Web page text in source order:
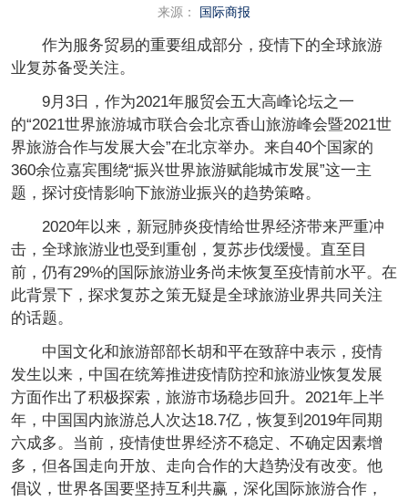
来源：
国际商报
作为服务贸易的重要组成部分，疫情下的全球旅游
业复苏备受关注。
9月3日，作为2021年服贸会五大高峰论坛之一
的“2021世界旅游城市联合会北京香山旅游峰会暨2021世
界旅游合作与发展大会”在北京举办。来自40个国家的
360余位嘉宾围绕“振兴世界旅游赋能城市发展”这一主
题，探讨疫情影响下旅游业振兴的趋势策略。
2020年以来，新冠肺炎疫情给世界经济带来严重冲
击，全球旅游业也受到重创，复苏步伐缓慢。直至目
前，仍有29%的国际旅游业务尚未恢复至疫情前水平。在
此背景下，探求复苏之策无疑是全球旅游业界共同关注
的话题。
中国文化和旅游部部长胡和平在致辞中表示，疫情
发生以来，中国在统筹推进疫情防控和旅游业恢复发展
方面作出了积极探索，旅游市场稳步回升。2021年上半
年，中国国内旅游总人次达18.7亿，恢复到2019年同期
六成多。当前，疫情使世界经济不稳定、不确定因素增
多，但各国走向开放、走向合作的大趋势没有改变。他
倡议，世界各国要坚持互利共赢，深化国际旅游合作，